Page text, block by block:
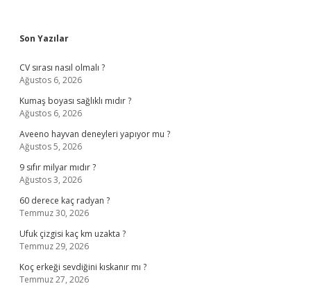
Sidebar
Son Yazılar
CV sırası nasıl olmalı ?
Ağustos 6, 2026
Kumaş boyası sağlıklı mıdır ?
Ağustos 6, 2026
Aveeno hayvan deneyleri yapıyor mu ?
Ağustos 5, 2026
9 sıfır milyar mıdır ?
Ağustos 3, 2026
60 derece kaç radyan ?
Temmuz 30, 2026
Ufuk çizgisi kaç km uzakta ?
Temmuz 29, 2026
Koç erkeği sevdiğini kıskanır mı ?
Temmuz 27, 2026